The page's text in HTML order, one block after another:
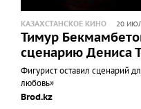
КАЗАХСТАНСКОЕ КИНО 20
Тимур
сценарию Дениса
Фигурист оставил сценарий
любовь»
Brod.kz